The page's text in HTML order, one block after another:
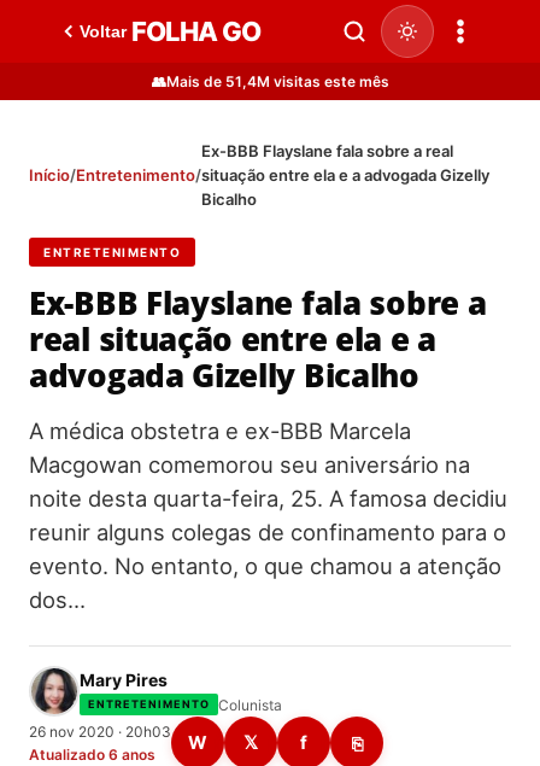
Voltar FOLHA GO
👥Mais de 51,4M visitas este mês
Início/Entretenimento/
Ex-BBB Flayslane fala sobre a real
situação entre ela e a advogada Gizelly
Bicalho
ENTRETENIMENTO
Ex-BBB Flayslane fala sobre a
real situação entre ela e a
advogada Gizelly Bicalho
A médica obstetra e ex-BBB Marcela
Macgowan comemorou seu aniversário na
noite desta quarta-feira, 25. A famosa decidiu
reunir alguns colegas de confinamento para o
evento. No entanto, o que chamou a atenção
dos…
Mary Pires
ENTRETENIMENTO
Colunista
26 nov 2020 · 20h03
Atualizado 6 anos
W 𝕏 f ⎘